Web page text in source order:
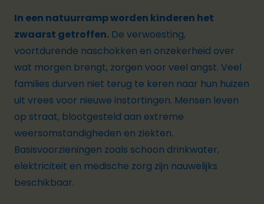
In een natuurramp worden kinderen het
zwaarst getroffen. De verwoesting,
voortdurende naschokken en onzekerheid over
wat morgen brengt, zorgen voor veel angst. Veel
families durven niet terug te keren naar hun huizen
uit vrees voor nieuwe instortingen. Mensen leven
op straat, blootgesteld aan extreme
weersomstandigheden en ziekten.
Basisvoorzieningen zoals schoon drinkwater,
elektriciteit en medische zorg zijn nauwelijks
beschikbaar.